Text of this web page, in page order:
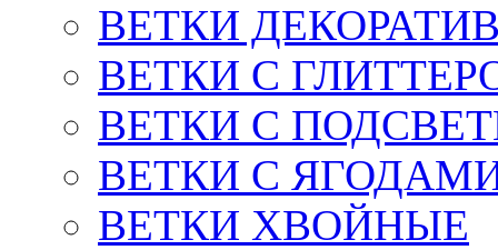
ВЕТКИ
ВЕТКИ С
ВЕТКИ С
ВЕТКИ С
ВЕТКИ ХВОЙНЫЕ